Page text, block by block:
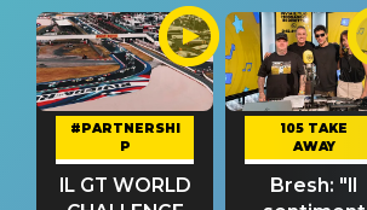
#PARTNERSHI
P
IL GT WORLD
105 TAKE
AWAY
Bresh: "Il